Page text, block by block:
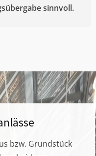
sinnvoll.
bzw. Grundstück